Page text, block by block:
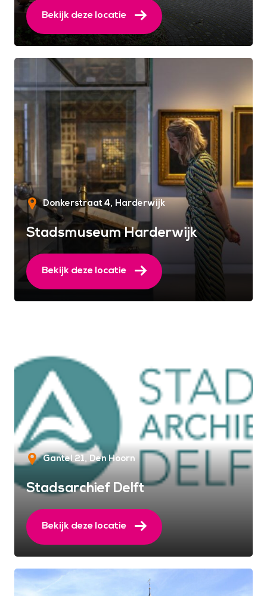
Bekijk deze locatie
Donkerstraat 4 Harderwijk
Stadsmuseum Harderwijk
Bekijk deze locatie
Gantel 21 Den Hoorn
Stadsarchief Delft
Bekijk deze locatie